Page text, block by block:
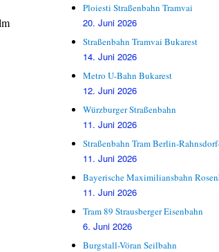
Ploiesti Straßenbahn Tramvai
20. Juni 2026
Straßenbahn Tramvai Bukarest
14. Juni 2026
Metro U-Bahn Bukarest
12. Juni 2026
Würzburger Straßenbahn
11. Juni 2026
Straßenbahn Tram Berlin-
11. Juni 2026
Bayerische Maximiliansbahn
11. Juni 2026
Tram 89 Strausberger Eisenbahn
6. Juni 2026
Burgstall-Vöran Seilbahn